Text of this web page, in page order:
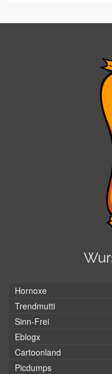
Hornoxe
Trendmutti
Sinn-Frei
Eblogx
Cartoonland
Picdumps